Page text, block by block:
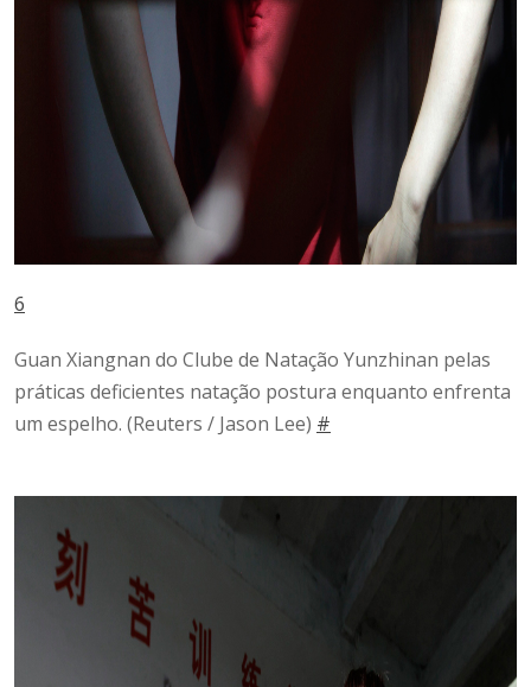
6
Guan Xiangnan do Clube de Natação Yunzhinan pelas
práticas deficientes natação postura enquanto enfrenta
um espelho. (Reuters / Jason Lee) #